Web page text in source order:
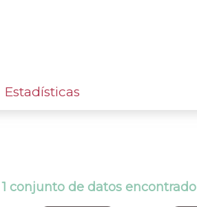
Estadísticas
1 conjunto de datos encontrado